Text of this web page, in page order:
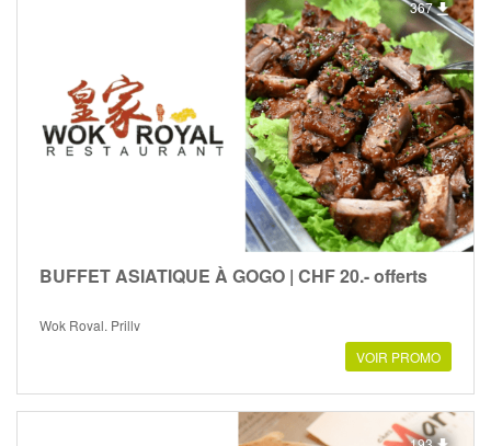
367
BUFFET ASIATIQUE À GOGO | CHF 20.- offerts
Wok Royal, Prilly
VOIR PROMO